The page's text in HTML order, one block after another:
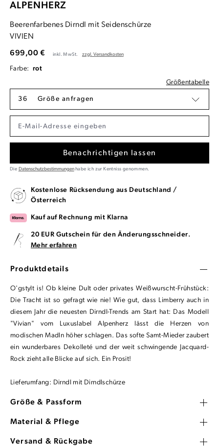
ALPENHERZ
Beerenfarbenes Dirndl mit Seidenschürze
VIVIEN
699,00 € inkl. MwSt. zzgl. Versandkosten
Farbe: rot
Größentabelle
36 Größe anfragen
Benachrichtigen lassen
Die Datenschutzbestimmungenhabe ich zur Kentniss genommen.
Kostenlose Rücksendung aus Deutschland /
Österreich
Kauf auf Rechnung mit Klarna
20 EUR Gutschein für den Änderungsschneider.
Mehr erfahren
Produktdetails
O'gstylt is! Ob kleine Dult oder privates Weißwurscht-Frühstück:
Die Tracht ist so gefragt wie nie! Wie gut, dass Limberry auch in
diesem Jahr die neuesten Dirndl-Trends am Start hat: Das Modell
"Vivian" vom Luxuslabel Alpenherz lässt die Herzen von
modischen Madln höher schlagen. Das softe Samt-Mieder zaubert
ein wunderbares Dekolleté und der weit schwingende Jacquard-
Rock zieht alle Blicke auf sich. Ein Prosit!
Lieferumfang: Dirndl mit Dirndlschürze
Größe & Passform
Material & Pflege
Versand & Rückgabe